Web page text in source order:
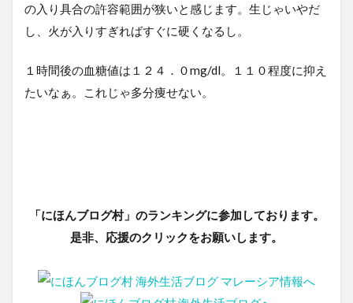
の入り具合の許容範囲が狭いと感じます。生じゃいやだ
し、火が入りすぎればすぐに硬くなるし。
１時間後の血糖値は１２４．０mg/dl。１１０程度に抑え
たいなぁ。これじゃ多分痩せない。
「にほんブログ村」のランキングに参加しております。
是非、応援のクリックをお願いします。